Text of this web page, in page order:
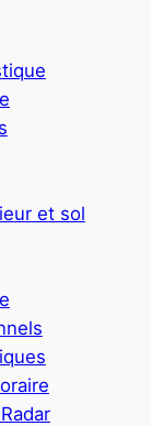
et sol